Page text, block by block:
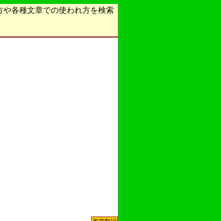
各種文章での使われ方を検索